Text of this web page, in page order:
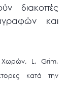
διακοπές
και
L. Grim,
κατά την